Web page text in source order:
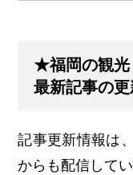
★福岡の観光
最新記事の
記事更新情報は
からも配信してい